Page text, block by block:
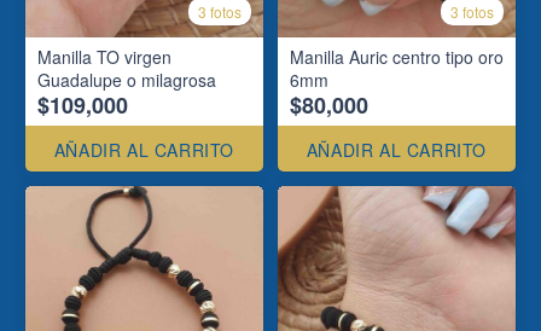
3 fotos
Manilla TO virgen
Guadalupe o milagrosa
$109,000
AÑADIR AL CARRITO
3 fotos
Manilla Auric centro tipo oro
6mm
$80,000
AÑADIR AL CARRITO